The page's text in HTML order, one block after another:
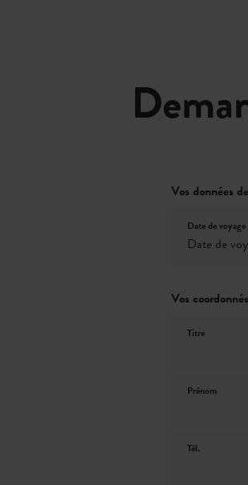
Vos données
Date de voyage
Vos
Titre
Prénom
Tél.